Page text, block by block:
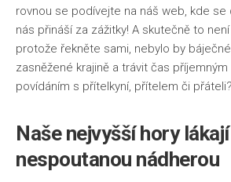
rovnou se podívejte na náš web, kde
nás přináší za zážitky! A skutečně to
protože řekněte sami, nebylo by
zasněžené krajině a trávit čas příjemným
povídáním s přítelkyní, přítelem či přáteli?
Naše nejvyšší hory
nespoutanou nádherou